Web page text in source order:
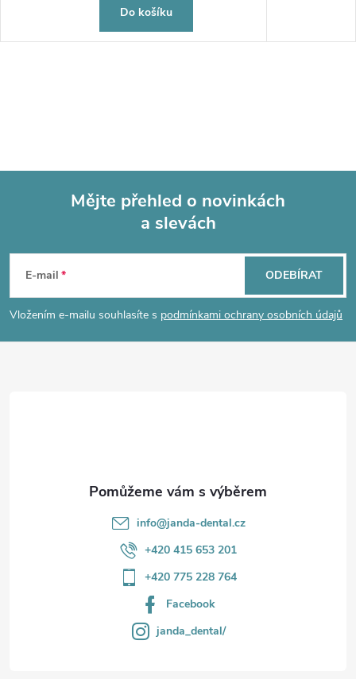
Do košíku
p
Mějte přehled o novinkách
a slevách
E-mail
Vložením e-mailu souhlasíte s podmínkami ochrany osobních údajů
ODEBÍRAT
info@janda-dental.cz
+420 415 653 201
+420 775 228 764
Facebook
janda_dental/